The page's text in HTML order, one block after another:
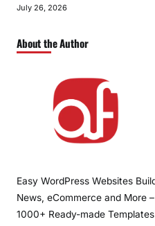
July 26, 2026
About the Author
Easy WordPress Websites
News, eCommerce and More
1000+ Ready-made